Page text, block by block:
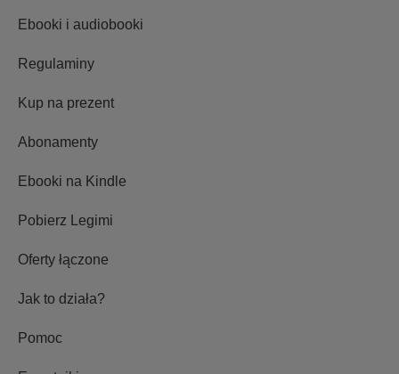
Ebooki i audiobooki
Regulaminy
Kup na prezent
Abonamenty
Ebooki na Kindle
Pobierz Legimi
Oferty łączone
Jak to działa?
Pomoc